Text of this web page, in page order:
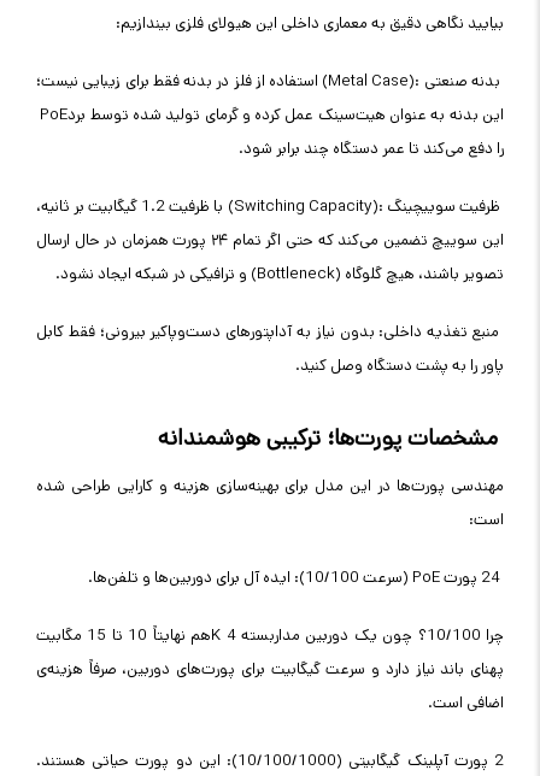
بیایید نگاهی دقیق به معماری داخلی این هیولای فلزی بیندازیم:
بدنه صنعتی (Metal Case): استفاده از فلز در بدنه فقط برای زیبایی نیست؛
این بدنه به عنوان هیت‌سینک عمل کرده و گرمای تولید شده توسط بردPoE
را دفع می‌کند تا عمر دستگاه چند برابر شود.
ظرفیت سوییچینگ (Switching Capacity):
با ظرفیت 1.2 گیگابیت بر ثانیه،
این سوییچ تضمین می‌کند که حتی اگر تمام ۲۴ پورت همزمان در حال ارسال
تصویر باشند، هیچ گلوگاه (Bottleneck) و ترافیکی در شبکه ایجاد نشود.
منبع تغذیه داخلی: بدون نیاز به آداپتورهای دست‌وپاکیر بیرونی؛ فقط کابل
پاور را به پشت دستگاه وصل کنید.
مشخصات پورت‌ها؛ ترکیبی هوشمندانه
مهندسی پورت‌ها در این مدل برای بهینه‌سازی هزینه و کارایی طراحی شده
است:
24 پورتPoE (سرعت 10/100): ایده آل برای دوربین‌ها و تلفن‌ها.
چرا 10/100؟ چون یک دوربین مداربسته 4 K
هم نهایتاً 10 تا 15 مگابیت
پهنای باند نیاز دارد و سرعت گیگابیت برای پورت‌های دوربین، صرفاً هزینه‌ی
اضافی است.
2 پورت آپلینک
گیگابیتی (10/100/1000): این دو پورت حیاتی هستند.